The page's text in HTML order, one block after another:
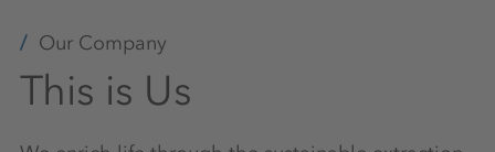
Our Company
This is Us